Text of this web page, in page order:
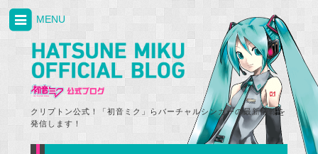
クリプトン公式！「初音ミク」らバーチャルシンガーの最新情報を
発信します！
MENU